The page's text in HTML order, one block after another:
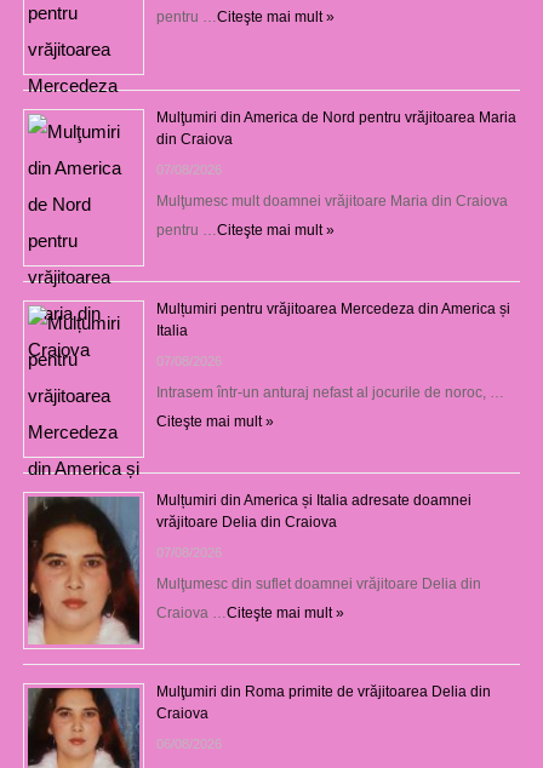
pentru …Citeşte mai mult »
Mulţumiri din America de Nord pentru vrăjitoarea Maria
din Craiova
07/08/2026
Mulţumesc mult doamnei vrăjitoare Maria din Craiova
pentru …Citeşte mai mult »
Mulțumiri pentru vrăjitoarea Mercedeza din America și
Italia
07/08/2026
Intrasem într-un anturaj nefast al jocurile de noroc, …
Citeşte mai mult »
Mulțumiri din America și Italia adresate doamnei
vrăjitoare Delia din Craiova
07/08/2026
Mulţumesc din suflet doamnei vrăjitoare Delia din
Craiova …Citeşte mai mult »
Mulţumiri din Roma primite de vrăjitoarea Delia din
Craiova
06/08/2026